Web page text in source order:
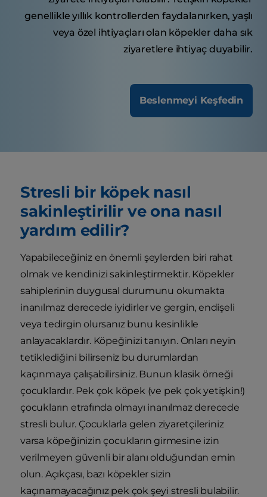
genellikle yıllık kontrollerden faydalanırken, yaşlı
veya özel ihtiyaçları olan köpekler daha sık
ziyaretlere ihtiyaç duyabilir.
Beslenmeyi Keşfedin
Stresli bir köpek nasıl
sakinleştirilir ve ona nasıl
yardım edilir?
Yapabileceğiniz en önemli şeylerden biri rahat
olmak ve kendinizi sakinleştirmektir. Köpekler
sahiplerinin duygusal durumunu okumakta
inanılmaz derecede iyidirler ve gergin, endişeli
veya tedirgin olursanız bunu kesinlikle
anlayacaklardır. Köpeğinizi tanıyın. Onları neyin
tetiklediğini bilirseniz bu durumlardan
kaçınmaya çalışabilirsiniz. Bunun klasik örneği
çocuklardır. Pek çok köpek (ve pek çok yetişkin!)
çocukların etrafında olmayı inanılmaz derecede
stresli bulur. Çocuklarla gelen ziyaretçileriniz
varsa köpeğinizin çocukların girmesine izin
verilmeyen güvenli bir alanı olduğundan emin
olun. Açıkçası, bazı köpekler sizin
kaçınamayacağınız pek çok şeyi stresli bulabilir.